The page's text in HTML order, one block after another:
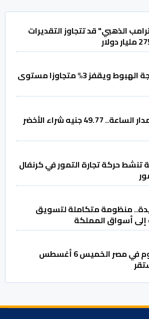
الذهبي" قد تتجاوز التقديرات
الذهب ينهى موجة الهبوط ويقفز 3% متجاوزا مستوى
سعر الدولار على مدار الساعة.. 49.77 جنيه شراء الأخضر
تنشط حركة تجارة التمور في كرنفال
منظومة متكاملة لتسويق
إلى أسواق المملكة
أسعار الذهب اليوم في مصر الخميس 6 أغسطس